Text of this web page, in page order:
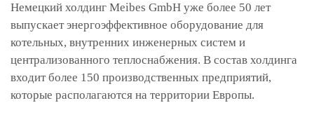
Немецкий холдинг Meibes GmbH уже более 50 лет
выпускает энергоэффективное оборудование для
котельных, внутренних инженерных систем и
централизованного теплоснабжения. В состав холдинга
входит более 150 производственных предприятий,
которые располагаются на территории Европы.